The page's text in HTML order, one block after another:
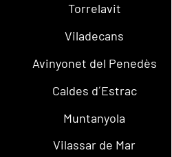
Torrelavit
Viladecans
Avinyonet del Penedès
Caldes d´Estrac
Muntanyola
Vilassar de Mar